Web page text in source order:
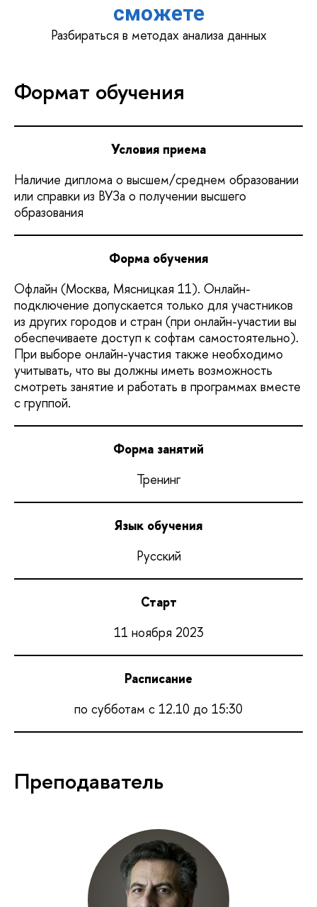
сможете
Разбираться в методах анализа данных
Формат обучения
Условия приема
Наличие диплома о высшем/среднем образовании
или справки из ВУЗа о получении высшего
образования
Форма обучения
Офлайн (Москва, Мясницкая 11). Онлайн-
подключение допускается только для участников
из других городов и стран (при онлайн-участии вы
обеспечиваете доступ к софтам самостоятельно).
При выборе онлайн-участия также необходимо
учитывать, что вы должны иметь возможность
смотреть занятие и работать в программах вместе
с группой.
Форма занятий
Тренинг
Язык обучения
Русский
Старт
11 ноября 2023
Расписание
по субботам с 12.10 до 15:30
Преподаватель